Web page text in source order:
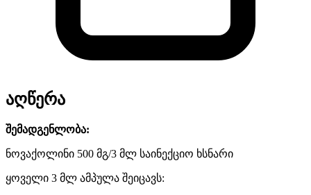
აღწერა
შემადგენლობა:
ნოვაქოლინი 500 მგ/3 მლ საინექციო ხსნარი
ყოველი 3 მლ ამპულა შეიცავს: